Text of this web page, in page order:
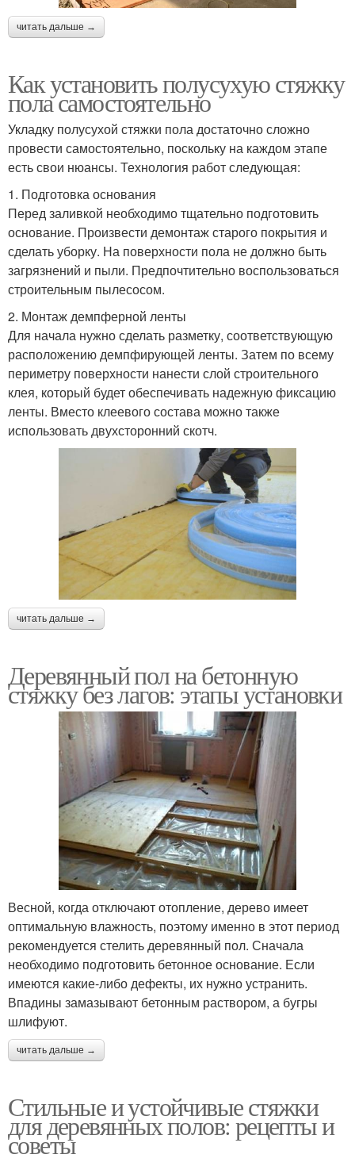
читать дальше →
Как установить полусухую стяжку
пола самостоятельно
Укладку полусухой стяжки пола достаточно сложно
провести самостоятельно, поскольку на каждом этапе
есть свои нюансы. Технология работ следующая:
1. Подготовка основания
Перед заливкой необходимо тщательно подготовить
основание. Произвести демонтаж старого покрытия и
сделать уборку. На поверхности пола не должно быть
загрязнений и пыли. Предпочтительно воспользоваться
строительным пылесосом.
2. Монтаж демпферной ленты
Для начала нужно сделать разметку, соответствующую
расположению демпфирующей ленты. Затем по всему
периметру поверхности нанести слой строительного
клея, который будет обеспечивать надежную фиксацию
ленты. Вместо клеевого состава можно также
использовать двухсторонний скотч.
читать дальше →
Деревянный пол на бетонную
стяжку без лагов: этапы установки
Весной, когда отключают отопление, дерево имеет
оптимальную влажность, поэтому именно в этот период
рекомендуется стелить деревянный пол. Сначала
необходимо подготовить бетонное основание. Если
имеются какие-либо дефекты, их нужно устранить.
Впадины замазывают бетонным раствором, а бугры
шлифуют.
читать дальше →
Стильные и устойчивые стяжки
для деревянных полов: рецепты и
советы